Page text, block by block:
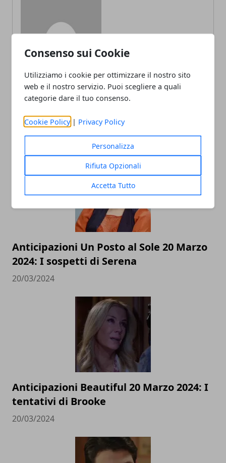
Consenso sui Cookie
Utilizziamo i cookie per ottimizzare il nostro sito
web e il nostro servizio. Puoi scegliere a quali
categorie dare il tuo consenso.
Cookie Policy | Privacy Policy
Personalizza
Rifiuta Opzionali
Accetta Tutto
ARTICOLI CORRELATI
Anticipazioni Un Posto al Sole 20 Marzo
2024: I sospetti di Serena
20/03/2024
Anticipazioni Beautiful 20 Marzo 2024: I
tentativi di Brooke
20/03/2024